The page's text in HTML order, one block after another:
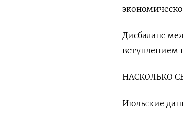
Дисбаланс
вступлением
НАСКОЛЬКО
Июльские